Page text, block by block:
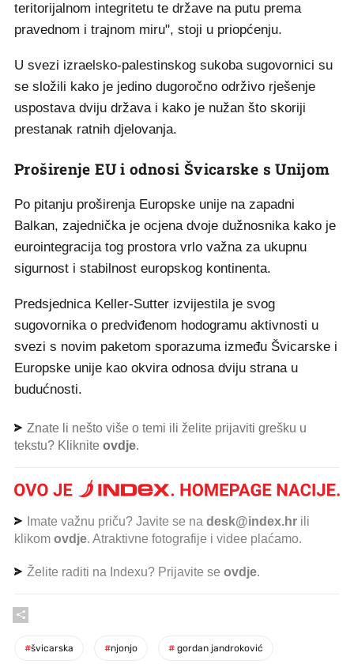
teritorijalnom integritetu te države na putu prema
pravednom i trajnom miru", stoji u priopćenju.
U svezi izraelsko-palestinskog sukoba sugovornici su
se složili kako je jedino dugoročno održivo rješenje
uspostava dviju država i kako je nužan što skoriji
prestanak ratnih djelovanja.
Proširenje EU i odnosi Švicarske s Unijom
Po pitanju proširenja Europske unije na zapadni
Balkan, zajednička je ocjena dvoje dužnosnika kako je
eurointegracija tog prostora vrlo važna za ukupnu
sigurnost i stabilnost europskog kontinenta.
Predsjednica Keller-Sutter izvijestila je svog
sugovornika o predviđenom hodogramu aktivnosti u
svezi s novim paketom sporazuma između Švicarske i
Europske unije kao okvira odnosa dviju strana u
budućnosti.
Znate li nešto više o temi ili želite prijaviti grešku u
tekstu? Kliknite ovdje.
Imate važnu priču? Javite se na desk@index.hr ili
klikom ovdje. Atraktivne fotografije i videe plaćamo.
Želite raditi na Indexu? Prijavite se ovdje.
#švicarska #njonjo # gordan jandroković